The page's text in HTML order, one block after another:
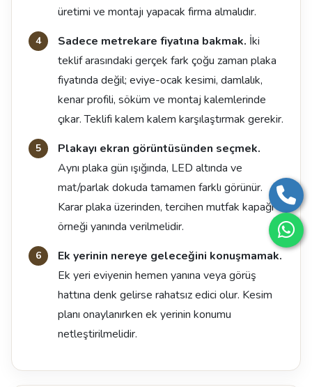
üretimi ve montajı yapacak firma almalıdır.
Sadece metrekare fiyatına bakmak. İki
teklif arasındaki gerçek fark çoğu zaman plaka
fiyatında değil; eviye-ocak kesimi, damlalık,
kenar profili, söküm ve montaj kalemlerinde
çıkar. Teklifi kalem kalem karşılaştırmak gerekir.
Plakayı ekran görüntüsünden seçmek.
Aynı plaka gün ışığında, LED altında ve
mat/parlak dokuda tamamen farklı görünür.
Karar plaka üzerinden, tercihen mutfak kapağı
örneği yanında verilmelidir.
Ek yerinin nereye geleceğini konuşmamak.
Ek yeri eviyenin hemen yanına veya görüş
hattına denk gelirse rahatsız edici olur. Kesim
planı onaylanırken ek yerinin konumu
netleştirilmelidir.